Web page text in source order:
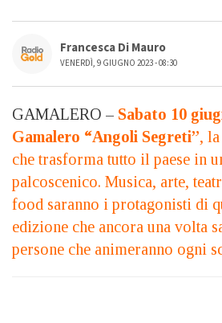
Francesca Di Mauro
VENERDÌ, 9 GIUGNO 2023 - 08:30
GAMALERO – Sabato 10
Gamalero “Angoli Segreti”,
che trasforma tutto il paese in
palcoscenico. Musica, arte,
food saranno i protagonisti di
edizione che ancora una volta
persone che animeranno ogni